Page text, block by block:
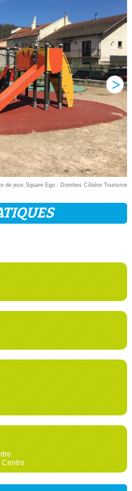
de jeux Square Ego - Dombes Côtière Tourisme
Centre